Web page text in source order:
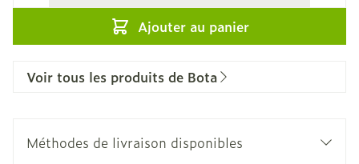
Ajouter au panier
Voir tous les produits de Bota
Méthodes de livraison disponibles